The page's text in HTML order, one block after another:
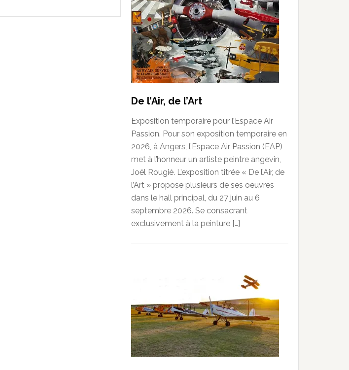
De l’Air, de l’Art
Exposition temporaire pour l’Espace Air
Passion. Pour son exposition temporaire en
2026, à Angers, l’Espace Air Passion (EAP)
met à l’honneur un artiste peintre angevin,
Joël Rougié. L’exposition titrée « De l’Air, de
l’Art » propose plusieurs de ses oeuvres
dans le hall principal, du 27 juin au 6
septembre 2026. Se consacrant
exclusivement à la peinture […]